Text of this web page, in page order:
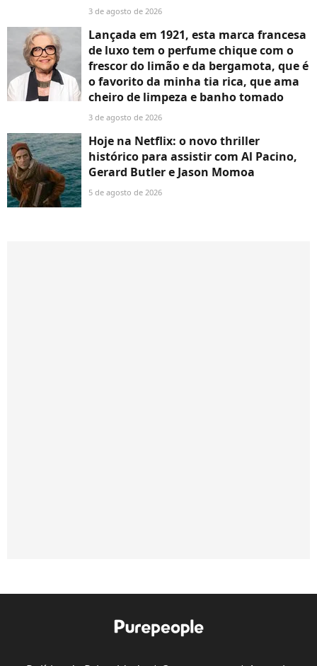
3 de agosto de 2026
Lançada em 1921, esta marca francesa
de luxo tem o perfume chique com o
frescor do limão e da bergamota, que é
o favorito da minha tia rica, que ama
cheiro de limpeza e banho tomado
3 de agosto de 2026
Hoje na Netflix: o novo thriller
histórico para assistir com Al Pacino,
Gerard Butler e Jason Momoa
5 de agosto de 2026